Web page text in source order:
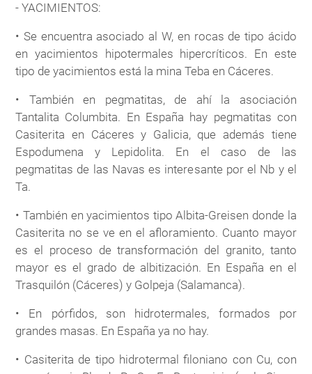
- YACIMIENTOS:
• Se encuentra asociado al W, en rocas de tipo ácido
en yacimientos hipotermales hipercríticos. En este
tipo de yacimientos está la mina Teba en Cáceres.
• También en pegmatitas, de ahí la asociación
Tantalita Columbita. En España hay pegmatitas con
Casiterita en Cáceres y Galicia, que además tiene
Espodumena y Lepidolita. En el caso de las
pegmatitas de las Navas es interesante por el Nb y el
Ta.
• También en yacimientos tipo Albita-Greisen donde la
Casiterita no se ve en el afloramiento. Cuanto mayor
es el proceso de transformación del granito, tanto
mayor es el grado de albitización. En España en el
Trasquilón (Cáceres) y Golpeja (Salamanca).
• En pórfidos, son hidrotermales, formados por
grandes masas. En España ya no hay.
• Casiterita de tipo hidrotermal filoniano con Cu, con